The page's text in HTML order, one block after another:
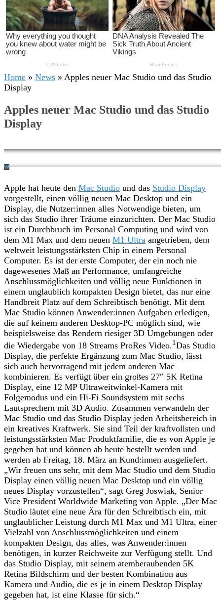
Home » News » Apples neuer Mac Studio und das Studio
Display
Apples neuer Mac Studio und das Studio
Display
Apple hat heute den Mac Studio und das Studio Display
vorgestellt, einen völlig neuen Mac Desktop und ein
Display, die Nutzer:innen alles Notwendige bieten, um
sich das Studio ihrer Träume einzurichten. Der Mac Studio
ist ein Durchbruch im Personal Computing und wird von
dem M1 Max und dem neuen M1 Ultra angetrieben, dem
weltweit leistungsstärksten Chip in einem Personal
Computer. Es ist der erste Computer, der ein noch nie
dagewesenes Maß an Performance, umfangreiche
Anschlussmöglichkeiten und völlig neue Funktionen in
einem unglaublich kompakten Design bietet, das nur eine
Handbreit Platz auf dem Schreibtisch benötigt. Mit dem
Mac Studio können Anwender:innen Aufgaben erledigen,
die auf keinem anderen Desktop-PC möglich sind, wie
beispielsweise das Rendern riesiger 3D Umgebungen oder
die Wiedergabe von 18 Streams ProRes Video.1Das Studio
Display, die perfekte Ergänzung zum Mac Studio, lässt
sich auch hervorragend mit jedem anderen Mac
kombinieren. Es verfügt über ein großes 27″ 5K Retina
Display, eine 12 MP Ultraweitwinkel-Kamera mit
Folgemodus und ein Hi-Fi Soundsystem mit sechs
Lautsprechern mit 3D Audio. Zusammen verwandeln der
Mac Studio und das Studio Display jeden Arbeitsbereich in
ein kreatives Kraftwerk. Sie sind Teil der kraftvollsten und
leistungsstärksten Mac Produktfamilie, die es von Apple je
gegeben hat und können ab heute bestellt werden und
werden ab Freitag, 18. März an Kund:innen ausgeliefert.
„Wir freuen uns sehr, mit dem Mac Studio und dem Studio
Display einen völlig neuen Mac Desktop und ein völlig
neues Display vorzustellen“, sagt Greg Joswiak, Senior
Vice President Worldwide Marketing von Apple. „Der Mac
Studio läutet eine neue Ära für den Schreibtisch ein, mit
unglaublicher Leistung durch M1 Max und M1 Ultra, einer
Vielzahl von Anschlussmöglichkeiten und einem
kompakten Design, das alles, was Anwender:innen
benötigen, in kurzer Reichweite zur Verfügung stellt. Und
das Studio Display, mit seinem atemberaubenden 5K
Retina Bildschirm und der besten Kombination aus
Kamera und Audio, die es je in einem Desktop Display
gegeben hat, ist eine Klasse für sich.“